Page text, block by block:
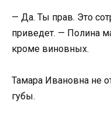
— Да. Ты прав. Это
приведет. — Полина
кроме виновных.
Тамара Ивановна не
губы.